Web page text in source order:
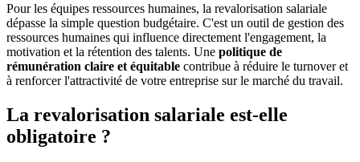
Pour les équipes ressources humaines, la revalorisation salariale
dépasse la simple question budgétaire. C'est un outil de gestion des
ressources humaines qui influence directement l'engagement, la
motivation et la rétention des talents. Une politique de
rémunération claire et équitable contribue à réduire le turnover et
à renforcer l'attractivité de votre entreprise sur le marché du travail.
La revalorisation salariale est-elle
obligatoire ?